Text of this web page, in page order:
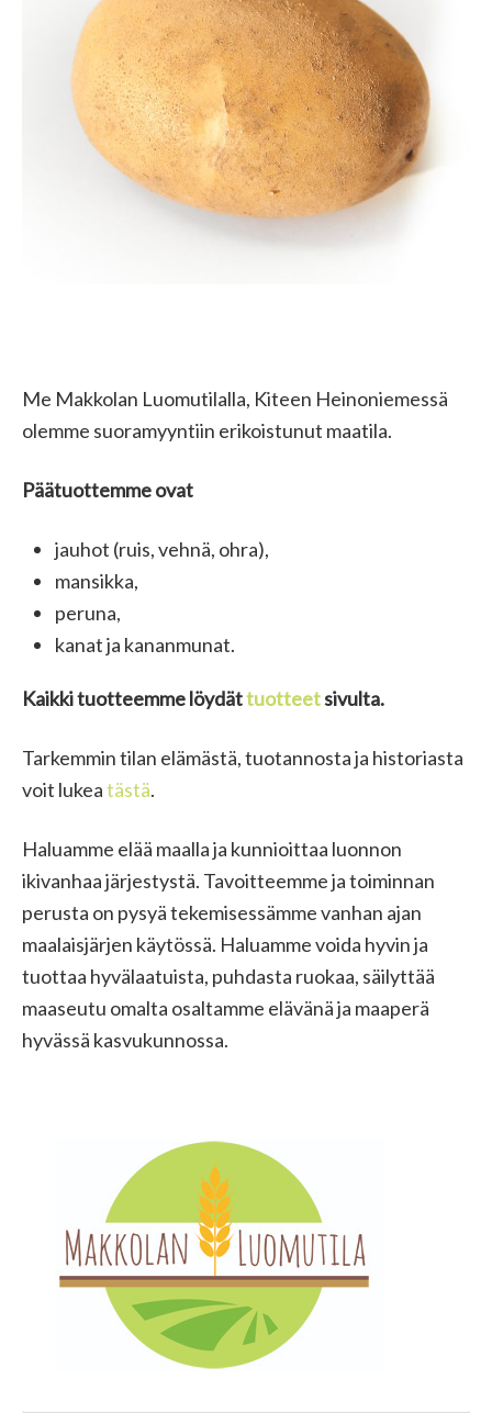
Me Makkolan Luomutilalla, Kiteen Heinoniemessä
olemme suoramyyntiin erikoistunut maatila.
Päätuottemme ovat
jauhot (ruis, vehnä, ohra),
mansikka,
peruna,
kanat ja kananmunat.
Kaikki tuotteemme löydättuotteetsivulta.
Tarkemmin tilan elämästä, tuotannosta ja historiasta
voit lukeatästä.
Haluamme elää maalla ja kunnioittaa luonnon
ikivanhaa järjestystä. Tavoitteemme ja toiminnan
perusta on pysyä tekemisessämme vanhan ajan
maalaisjärjen käytössä. Haluamme voida hyvin ja
tuottaa hyvälaatuista, puhdasta ruokaa, säilyttää
maaseutu omalta osaltamme elävänä ja maaperä
hyvässä kasvukunnossa.